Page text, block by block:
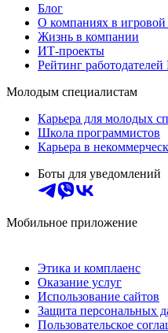
Блог
О компаниях в
Жизнь в компании
ИТ-проекты
Рейтинг работодателей
Молодым специалистам
Карьера для молодых
Школа программистов
Карьера в
Боты для уведомлений
Мобильное приложение
Этика и комплаенс
Оказание услуг
Использование сайтов
Защита персональных
Пользовательское